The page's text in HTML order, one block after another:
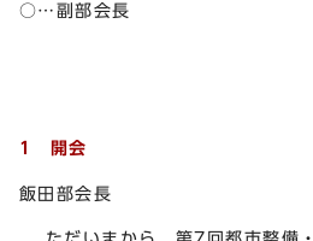
○…副部会長
1 開会
飯田部会長